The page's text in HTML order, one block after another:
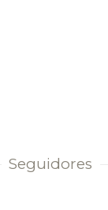
Seguidores